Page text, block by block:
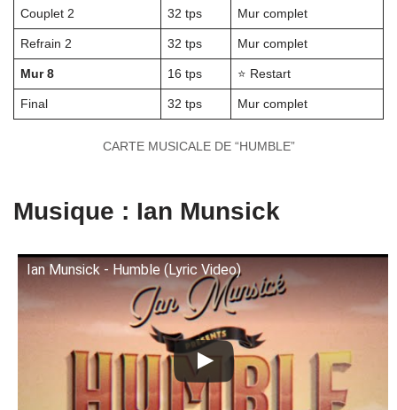
Couplet 2 32 tps Mur complet
Refrain 2 32 tps Mur complet
Mur 8 16 tps ⭐ Restart
Final 32 tps Mur complet
CARTE MUSICALE DE “HUMBLE”
Musique : Ian Munsick
Ian Munsick - Humble (Lyric Video)